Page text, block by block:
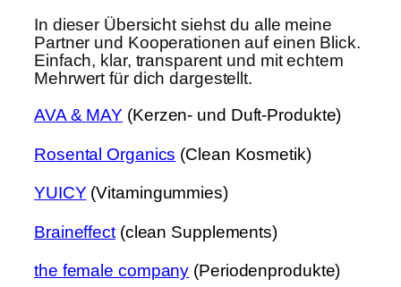
In dieser Übersicht siehst du alle meine
Partner und Kooperationen auf einen Blick.
Einfach, klar, transparent und mit echtem
Mehrwert für dich dargestellt.
AVA & MAY (Kerzen- und Duft-Produkte)
Rosental Organics (Clean Kosmetik)
YUICY (Vitamingummies)
Braineffect(clean Supplements)
the female company (Periodenprodukte)